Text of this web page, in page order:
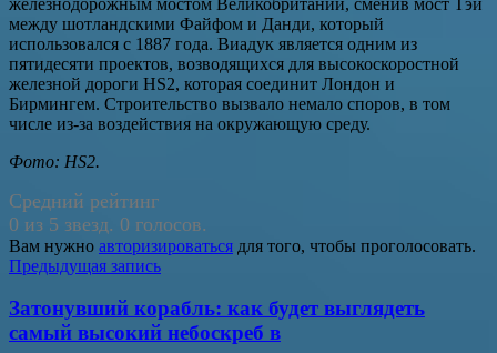
между шотландскими Файфом и Данди, который
использовался с 1887 года. Виадук является одним из
пятидесяти проектов, возводящихся для высокоскоростной
железной дороги HS2, которая соединит Лондон и
Бирмингем. Строительство вызвало немало споров, в том
числе из-за воздействия на окружающую среду.
Фото: HS2.
Средний рейтинг
0 из 5 звезд. 0 голосов.
Вам нужно авторизироваться для того, чтобы проголосовать.
Навигация
по
записям
Предыдущая запись
Затонувший корабль: как будет выглядеть
самый высокий небоскреб в